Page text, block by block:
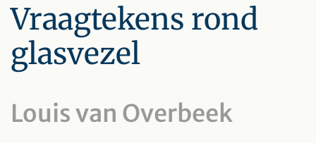
Vraagtekens rond
glasvezel
Louis van Overbeek